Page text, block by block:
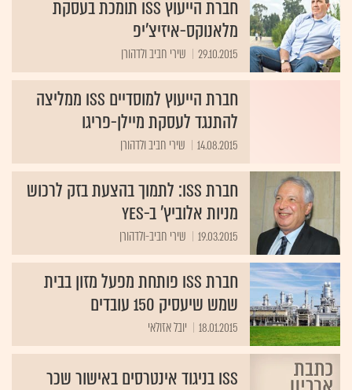
חברת הייעוץ ISS תומכת בעסקת
מלאנוקס-איזיצ'יפ
29.10.2015 שירי חביב ולדהורן
חברת הייעוץ למוסדיים ISS ממליצה
להתנגד לעסקת מיילן-פריגו
14.08.2015 שירי חביב ולדהורן
חברת ISS: לתמוך בהצעת בזק לרכוש
מניות אלוביץ' ב-yes
19.03.2015 שירי חביב-ולדהורן
חברת ISS פותחת מפעל מזון בבית
שמש שיעסיק 150 עובדים
18.01.2015 יובל אזולאי
ISS בניגוד אינטרסים באישור שכר